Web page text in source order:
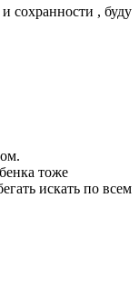
сохранности , буду
тоже
искать по всем